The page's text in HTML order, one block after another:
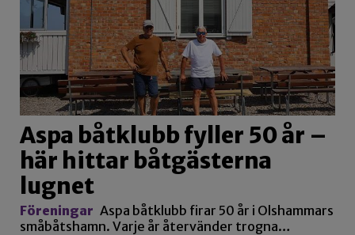
Aspa båtklubb fyller 50 år –
här hittar båtgästerna
lugnet
Föreningar Aspa båtklubb firar 50 år i Olshammars
småbåtshamn. Varje år återvänder trogna…